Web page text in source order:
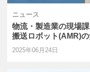
ニュース
物流・製造業の現場
搬送ロボット(AMR)
始！
2025年06月24日